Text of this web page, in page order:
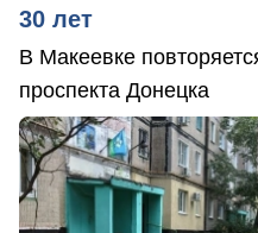
30 лет
В Макеевке
проспекта Донецка